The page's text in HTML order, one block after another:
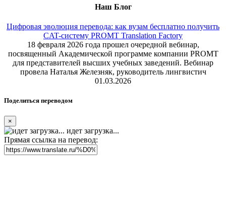
Наш Блог
Цифровая эволюция перевода: как вузам бесплатно получить
CAT-систему PROMT Translation Factory
18 февраля 2026 года прошел очередной вебинар,
посвященный Академической программе компании PROMT
для представителей высших учебных заведений. Вебинар
провела Наталья Железняк, руководитель лингвистич
01.03.2026
Поделиться переводом
×
идет загрузка...
Прямая ссылка на перевод: